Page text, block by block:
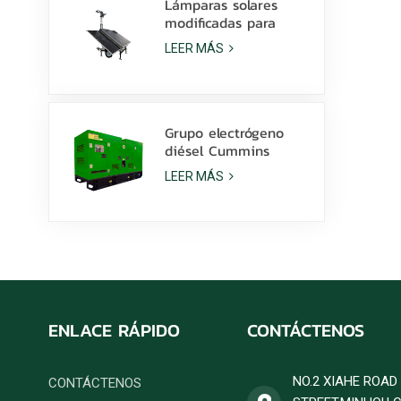
Lámparas solares
modificadas para
requisitos
particulares batería
LEER MÁS
Grupo electrógeno
diésel Cummins
6ZTAA13-G2 de 425
kVA para aplicaciones
LEER MÁS
ENLACE RÁPIDO
CONTÁCTENOS
CONTÁCTENOS
NO.2 XIAHE